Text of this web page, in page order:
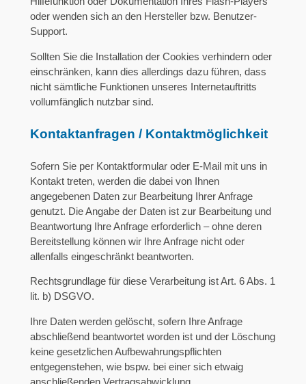
oder wenden sich an den Hersteller bzw. Benutzer-
Support.
Sollten Sie die Installation der Cookies verhindern oder
einschränken, kann dies allerdings dazu führen, dass
nicht sämtliche Funktionen unseres Internetauftritts
vollumfänglich nutzbar sind.
Kontaktanfragen / Kontaktmöglichkeit
Sofern Sie per Kontaktformular oder E-Mail mit uns in
Kontakt treten, werden die dabei von Ihnen
angegebenen Daten zur Bearbeitung Ihrer Anfrage
genutzt. Die Angabe der Daten ist zur Bearbeitung und
Beantwortung Ihre Anfrage erforderlich – ohne deren
Bereitstellung können wir Ihre Anfrage nicht oder
allenfalls eingeschränkt beantworten.
Rechtsgrundlage für diese Verarbeitung ist Art. 6 Abs. 1
lit. b) DSGVO.
Ihre Daten werden gelöscht, sofern Ihre Anfrage
abschließend beantwortet worden ist und der Löschung
keine gesetzlichen Aufbewahrungspflichten
entgegenstehen, wie bspw. bei einer sich etwaig